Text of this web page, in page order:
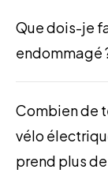
Que dois-je
endommagé
Combien de
vélo
prend plus